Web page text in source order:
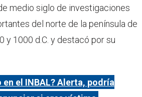
medio siglo de investigaciones
del norte de la península de
y 1000 d.C. y destacó por su
el INBAL? Alerta, podría